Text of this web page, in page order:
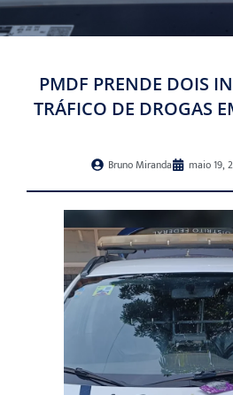
PMDF PRENDE DOIS
TRÁFICO DE DROGAS
Bruno Miranda maio 19,